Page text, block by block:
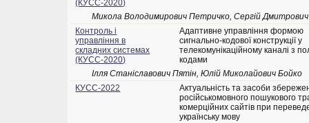
(КУСС-2020)
Микола Володимирович Петричко, Сергій
Контроль і
управління в
складних системах
(КУСС-2020)
Адаптивне управління формою
сигнально-кодової конструкції у
телекомунікаційному каналі з
кодами
Ілля Станіславович Пятін, Юлій Миколайович Бойко
КУСС-2022
Актуальність та засоби
російськомовного пошукового
комерційних сайтів при
українську мову